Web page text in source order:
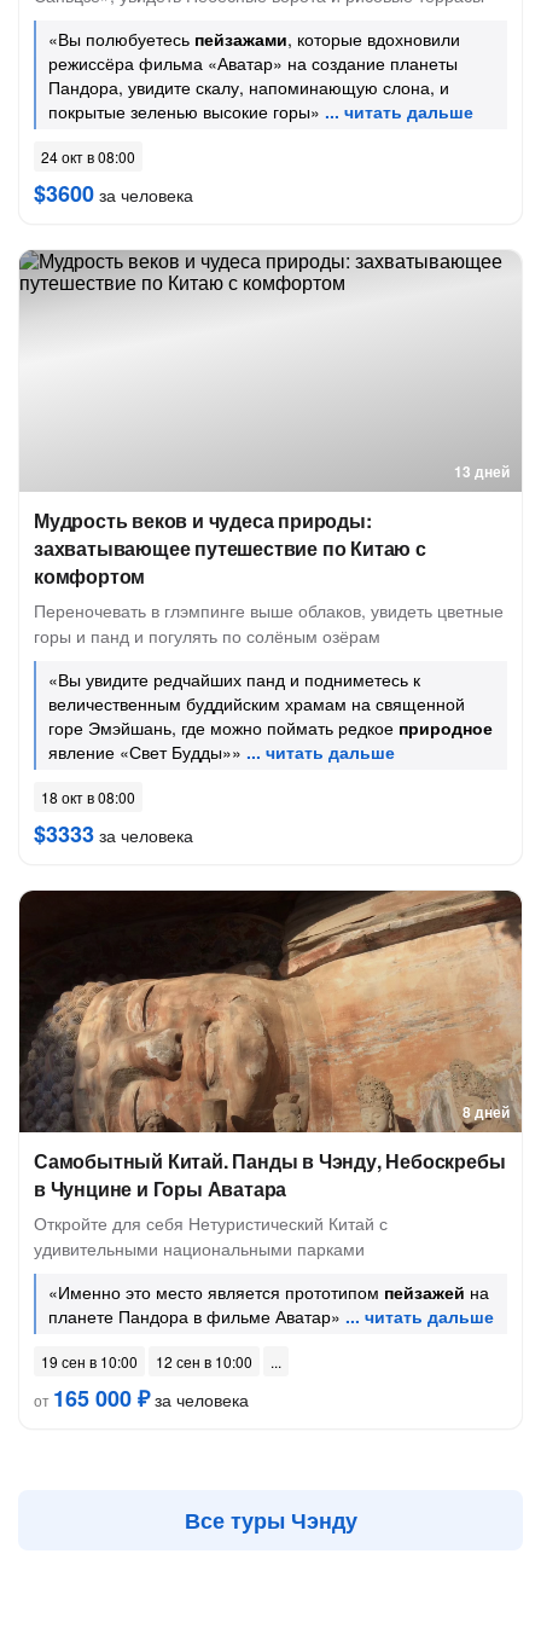
«Вы полюбуетесь пейзажами, которые вдохновили
режиссёра фильма «Аватар» на создание планеты
Пандора, увидите скалу, напоминающую слона, и
покрытые зеленью высокие горы»
24 окт в 08:00
$3600 за человека
13 дней
Мудрость веков и чудеса природы:
захватывающее путешествие по Китаю с
комфортом
Переночевать в глэмпинге выше облаков, увидеть цветные
горы и панд и погулять по солёным озёрам
«Вы увидите редчайших панд и подниметесь к
величественным буддийским храмам на священной
горе Эмэйшань, где можно поймать редкое природное
явление «Свет Будды»»
18 окт в 08:00
$3333 за человека
8 дней
Самобытный Китай. Панды в Чэнду, Небоскребы
в Чунцине и Горы Аватара
Откройте для себя Нетуристический Китай с
удивительными национальными парками
«Именно это место является прототипом пейзажей на
планете Пандора в фильме Аватар»
19 сен в 10:00
12 сен в 10:00
от 165 000 ₽за человека
Все туры Чэнду